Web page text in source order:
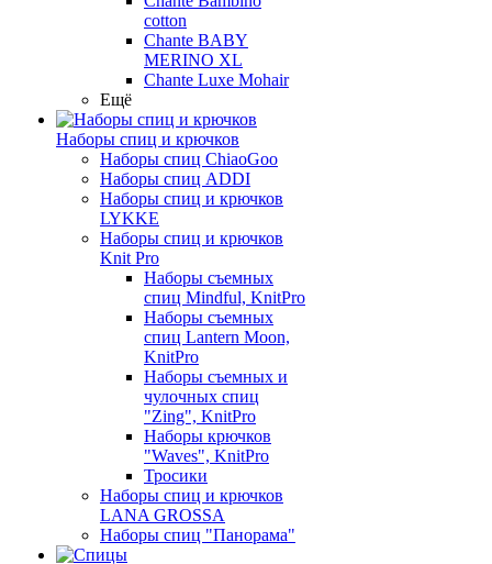
cotton
Chante BABY
MERINO XL
Chante Luxe Mohair
Ещё
Наборы спиц и крючков
Наборы спиц ChiaoGoo
Наборы спиц ADDI
Наборы спиц и крючков
LYKKE
Наборы спиц и крючков
Knit Pro
Наборы съемных
спиц Mindful, KnitPro
Наборы съемных
спиц Lantern Moon,
KnitPro
Наборы съемных и
чулочных спиц
"Zing", KnitPro
Наборы крючков
"Waves", KnitPro
Тросики
Наборы спиц и крючков
LANA GROSSA
Наборы спиц "Панорама"